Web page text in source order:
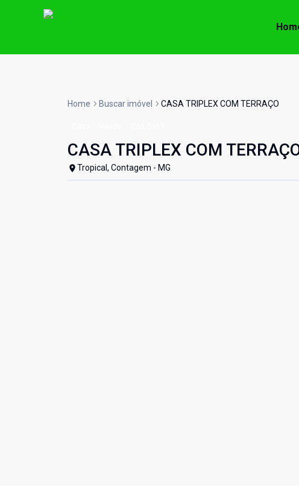
Home Buscar imóvel CASA TRIPLEX COM TERRAÇO
CASA TRIPLEX COM
Tropical, Contagem - MG